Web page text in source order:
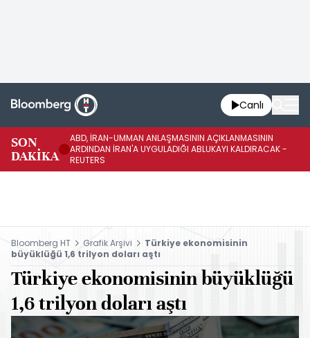
Canlı
SON
DAKİKA
ABD, İRAN-UMMAN ANLAŞMASININ AÇIKLANMASININ
ARDINDAN İRAN'A UYGULADIĞI ABLUKAYI KALDIRACAK -
REUTERS
Bloomberg HT Grafik Arşivi
Türkiye ekonomisinin
büyüklüğü 1,6 trilyon doları aştı
Türkiye ekonomisinin büyüklüğü
1,6 trilyon doları aştı